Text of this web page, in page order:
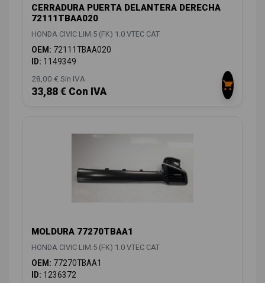
CERRADURA PUERTA DELANTERA DERECHA
72111TBAA020
HONDA CIVIC LIM.5 (FK) 1.0 VTEC CAT
OEM: 72111TBAA020
ID: 1149349
28,00 € Sin IVA
33,88 € Con IVA
MOLDURA 77270TBAA1
HONDA CIVIC LIM.5 (FK) 1.0 VTEC CAT
OEM: 77270TBAA1
ID: 1236372